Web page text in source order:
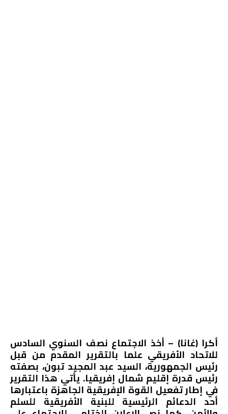
أكرا (غانا) – أخذ الاجتماع نصف السنوي السادس
للاتحاد الأفريقي علما بالتقرير المقدم من قبل
رئيس الجمهورية، السيد عبد المجيد تبون، بصفته
رئيس قدرة إقليم شمال إفريقيا. يأتي هذا التقرير
في إطار تفعيل القوة الإفريقية الجاهزة باعتبارها
أحد الدعائم الرئيسية للبنية الأفريقية للسلم